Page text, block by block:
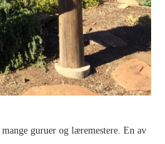
guruer og læremestere. En av